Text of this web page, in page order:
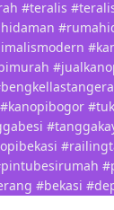
#teralis
#bekasi